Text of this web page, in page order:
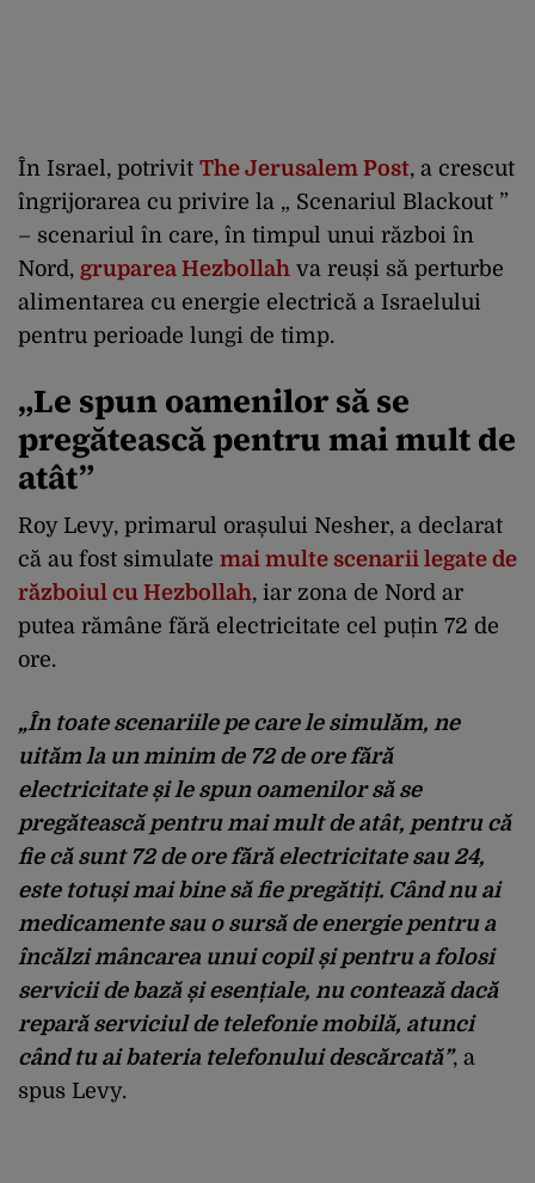
În Israel, potrivit The Jerusalem Post, a crescut
îngrijorarea cu privire la „ Scenariul Blackout ”
– scenariul în care, în timpul unui război în
Nord, gruparea Hezbollah va reuși să perturbe
alimentarea cu energie electrică a Israelului
pentru perioade lungi de timp.
„Le spun oamenilor să se
pregătească pentru mai mult de
atât”
Roy Levy, primarul orașului Nesher, a declarat
că au fost simulate mai multe scenarii legate de
războiul cu Hezbollah, iar zona de Nord ar
putea rămâne fără electricitate cel puțin 72 de
ore.
„În toate scenariile pe care le simulăm, ne
uităm la un minim de 72 de ore fără
electricitateși le spun oamenilor să se
pregătească pentru mai mult de atât, pentru că
fie că sunt 72 de ore fără electricitate sau 24,
este totuși mai bine să fie pregătiți. Când nu ai
medicamente sau o sursă de energie pentru a
încălzi mâncarea unui copil și pentru a folosi
servicii de bază și esențiale, nu contează dacă
repară serviciul de telefonie mobilă, atunci
când tu ai bateria telefonului descărcată”, a
spus Levy.